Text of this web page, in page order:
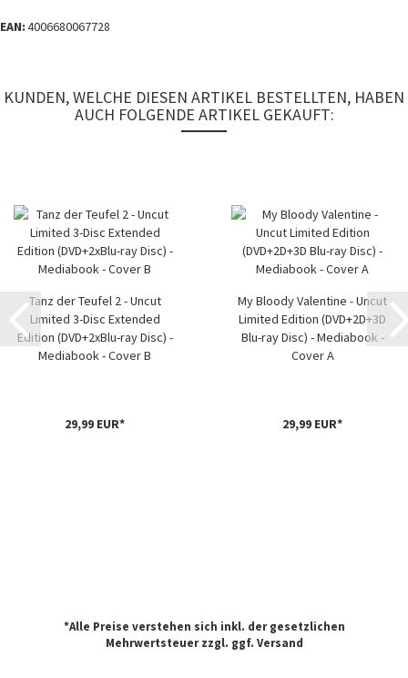
EAN:4006680067728
KUNDEN, WELCHE DIESEN ARTIKEL BESTELLTEN, HABEN
AUCH FOLGENDE ARTIKEL GEKAUFT:
Tanz der Teufel 2 - Uncut
Limited 3-Disc Extended
Edition (DVD+2xBlu-ray Disc) -
Mediabook - Cover B
29,99 EUR*
My Bloody Valentine - Uncut
Limited Edition (DVD+2D+3D
Blu-ray Disc) - Mediabook -
Cover A
29,99 EUR*
*Alle Preise verstehen sich inkl. der gesetzlichen
Mehrwertsteuer zzgl. ggf. Versand